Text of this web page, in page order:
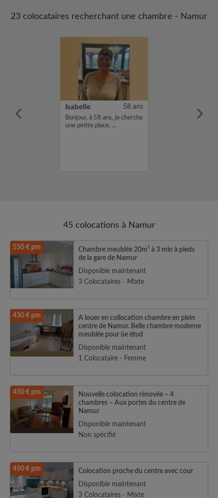
23 colocataires recherchant une chambre - Namur
de 54 ans
Isabelle 58 ans
Bonjour, à 58 ans, je cherche
une petite place. ...
45 colocations à Namur
550 € pm
Chambre meublée 20m² à 3 min à pieds
de la gare de Namur
Disponible maintenant
3 Colocataires - Mixte
430 € pm
A louer en collocation chambre en plein
centre de Namur. Belle chambre moderne
meublée pour ûe étud
Disponible maintenant
1 Colocataire - Femme
450 € pm
Nouvelle colocation rénovée – 4
chambres – Aux portes du centre de
Namur
Disponible maintenant
Non spécifié
450 € pm
Colocation proche du centre avec cour
Disponible maintenant
3 Colocataires - Mixte